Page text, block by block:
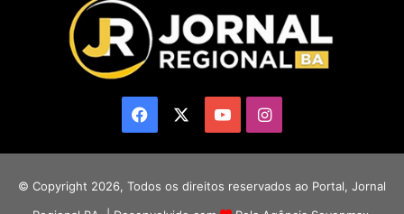
Facebook YouTubeInstagram
© Copyright 2026, Todos os direitos reservados ao Portal, Jornal